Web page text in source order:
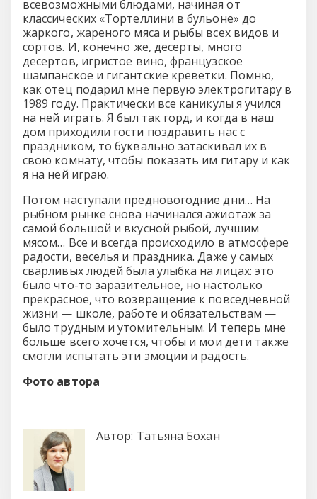
всевозможными блюдами, начиная от
классических «Тортеллини в бульоне» до
жаркого, жареного мяса и рыбы всех видов и
сортов. И, конечно же, десерты, много
десертов, игристое вино, французское
шампанское и гигантские креветки. Помню,
как отец подарил мне первую электрогитару в
1989 году. Практически все каникулы я учился
на ней играть. Я был так горд, и когда в наш
дом приходили гости поздравить нас с
праздником, то буквально затаскивал их в
свою комнату, чтобы показать им гитару и как
я на ней играю.
Потом наступали предновогодние дни… На
рыбном рынке снова начинался ажиотаж за
самой большой и вкусной рыбой, лучшим
мясом… Все и всегда происходило в атмосфере
радости, веселья и праздника. Даже у самых
сварливых людей была улыбка на лицах: это
было что-то заразительное, но настолько
прекрасное, что возвращение к повседневной
жизни — школе, работе и обязательствам —
было трудным и утомительным. И теперь мне
больше всего хочется, чтобы и мои дети также
смогли испытать эти эмоции и радость.
Фото автора
Автор: Татьяна Бохан